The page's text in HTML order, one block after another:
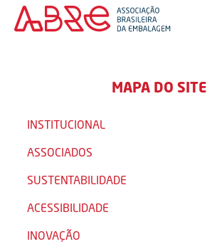
MAPA DO SITE
INSTITUCIONAL
ASSOCIADOS
SUSTENTABILIDADE
ACESSIBILIDADE
INOVAÇÃO